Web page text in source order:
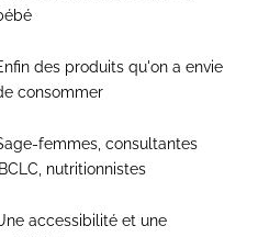
des produits qu'on a envie
consommer
femmes, consultantes
IBCLC, nutritionnistes
accessibilité et une